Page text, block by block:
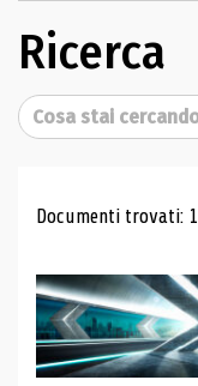
Ricerca
Cerca
Risultati
Documenti trovati: 1